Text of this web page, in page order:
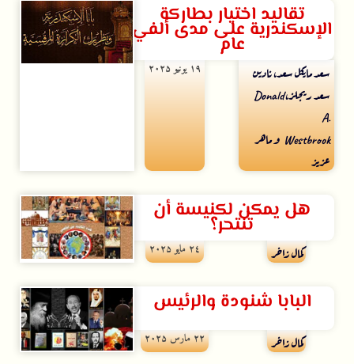
تقاليد اختيار بطاركة
الإسكندرية على مدى ألفي
عام
سعد مايكل سعد، نادين
سعد ريجلز، Donald
A.
Westbrook و ماهر
عزيز
۱۹ يونيو ۲۰۲۵
هل يمكن لكنيسة أن
تنتحر؟
كمال زاخر ۲٤ مايو ۲۰۲۵
البابا شنودة والرئيس
كمال زاخر ۲۲ مارس ۲۰۲۵